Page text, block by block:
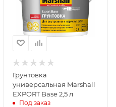
Грунтовка
универсальная Marshall
EXPORT Base 2,5 л
Под заказ